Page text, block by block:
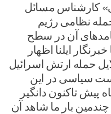
کارشناس مسائل
نظامی رژیم
آن در سطح
ایلنا اظهار
حمله ارتش اسرائیل
سیاسی در این
پیش تاکنون دانگیر
بار ما شاهد آن